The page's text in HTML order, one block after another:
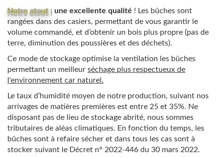
Notre atout : une excellente qualité ! Les bûches sont
rangées dans des casiers, permettant de vous garantir le
volume commandé, et d’obtenir un bois plus propre (pas de
terre, diminution des poussières et des déchets).
Ce mode de stockage optimise la ventilation les bûches
permettant un meilleur séchage plus respectueux de
l'environnement car naturel.
Le taux d’humidité moyen de notre production, suivant nos
arrivages de matières premières est entre 25 et 35%. Ne
disposant pas de lieu de stockage abrité, nous sommes
tributaires de aléas climatiques. En fonction du temps, les
bûches sont à refaire sécher et dans tous les cas sont à
stocker suivant le Décret n° 2022-446 du 30 mars 2022.